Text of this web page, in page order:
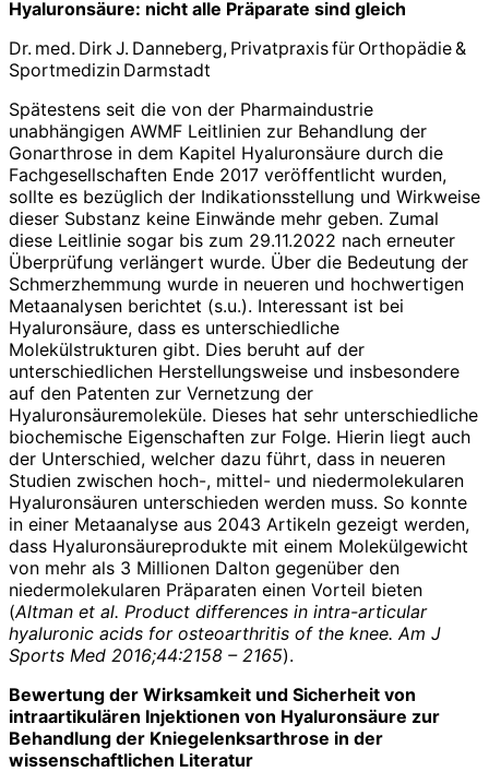
Hyaluronsäure: nicht alle Präparate sind gleich
Dr. med. Dirk J. Danneberg, Privatpraxis für Orthopädie &
Sportmedizin Darmstadt
Spätestens seit die von der Pharmaindustrie
unabhängigen AWMF Leitlinien zur Behandlung der
Gonarthrose in dem Kapitel Hyaluronsäure durch die
Fachgesellschaften Ende 2017 veröffentlicht wurden,
sollte es bezüglich der Indikationsstellung und Wirkweise
dieser Substanz keine Einwände mehr geben. Zumal
diese Leitlinie sogar bis zum 29.11.2022 nach erneuter
Überprüfung verlängert wurde. Über die Bedeutung der
Schmerzhemmung wurde in neueren und hochwertigen
Metaanalysen berichtet (s.u.). Interessant ist bei
Hyaluronsäure, dass es unterschiedliche
Molekülstrukturen gibt. Dies beruht auf der
unterschiedlichen Herstellungsweise und insbesondere
auf den Patenten zur Vernetzung der
Hyaluronsäuremoleküle. Dieses hat sehr unterschiedliche
biochemische Eigenschaften zur Folge. Hierin liegt auch
der Unterschied, welcher dazu führt, dass in neueren
Studien zwischen hoch-, mittel- und niedermolekularen
Hyaluronsäuren unterschieden werden muss. So konnte
in einer Metaanalyse aus 2043 Artikeln gezeigt werden,
dass Hyaluronsäureprodukte mit einem Molekülgewicht
von mehr als 3 Millionen Dalton gegenüber den
niedermolekularen Präparaten einen Vorteil bieten
(Altman et al. Product differences in intra-articular
hyaluronic acids for osteoarthritis of the knee. Am J
Sports Med 2016;44:2158 – 2165).
Bewertung der Wirksamkeit und Sicherheit von
intraartikulären Injektionen von Hyaluronsäure zur
Behandlung der Kniegelenksarthrose in der
wissenschaftlichen Literatur